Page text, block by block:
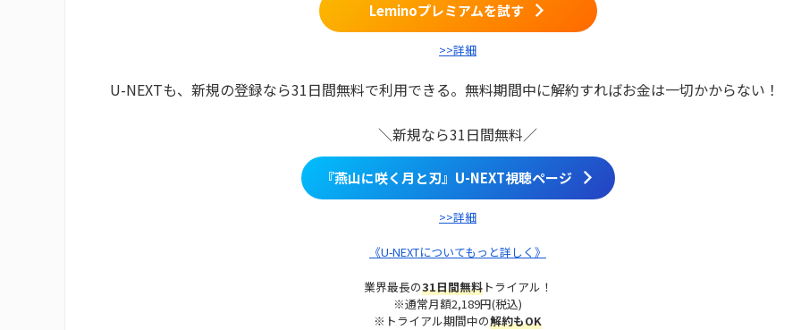
Leminoプレミアムを試す
>>詳細
U-NEXTも、新規の登録なら31日間無料で利用できる。無料期間中に解約すればお金は一切かからない！
＼新規なら31日間無料／
『燕山に咲く月と刃』U-NEXT視聴ページ
>>詳細
《U-NEXTについてもっと詳しく》
業界最長の31日間無料トライアル！
※通常月額2,189円(税込)
※トライアル期間中の解約もOK